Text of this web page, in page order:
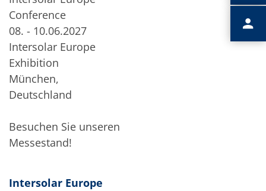
Conference
08. - 10.06.2027
Intersolar Europe
Exhibition
München,
Deutschland
Besuchen Sie unseren
Messestand!
Intersolar Europe